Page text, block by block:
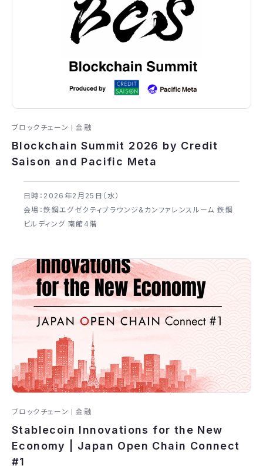
ブロックチェーン 金融
Blockchain Summit 2026 by Credit
Saison and Pacific Meta
日時：2026年​2月25日（水）
会場：鉃鋼エグゼクティブラウンジ&カンファレンスルーム 鉃鋼
ビルディング 南館4階
ブロックチェーン 金融
Stablecoin Innovations for the New
Economy | Japan Open Chain Connect
#1